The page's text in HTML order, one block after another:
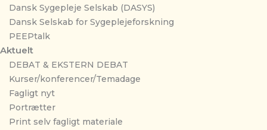
Dansk Sygepleje Selskab (DASYS)
Dansk Selskab for Sygeplejeforskning
PEEPtalk
Aktuelt
DEBAT & EKSTERN DEBAT
Kurser/konferencer/Temadage
Fagligt nyt
Portrætter
Print selv fagligt materiale